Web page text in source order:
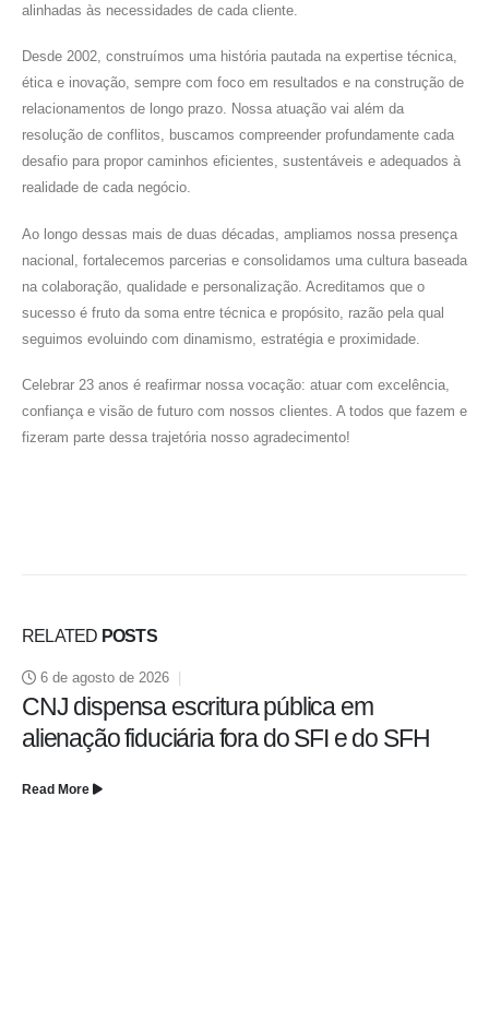
alinhadas às necessidades de cada cliente.
Desde 2002, construímos uma história pautada na expertise técnica,
ética e inovação, sempre com foco em resultados e na construção de
relacionamentos de longo prazo. Nossa atuação vai além da
resolução de conflitos, buscamos compreender profundamente cada
desafio para propor caminhos eficientes, sustentáveis e adequados à
realidade de cada negócio.
Ao longo dessas mais de duas décadas, ampliamos nossa presença
nacional, fortalecemos parcerias e consolidamos uma cultura baseada
na colaboração, qualidade e personalização. Acreditamos que o
sucesso é fruto da soma entre técnica e propósito, razão pela qual
seguimos evoluindo com dinamismo, estratégia e proximidade.
Celebrar 23 anos é reafirmar nossa vocação: atuar com excelência,
confiança e visão de futuro com nossos clientes. A todos que fazem e
fizeram parte dessa trajetória nosso agradecimento!
RELATED POSTS
6 de agosto de 2026
CNJ dispensa escritura pública em
alienação fiduciária fora do SFI e do SFH
Read More